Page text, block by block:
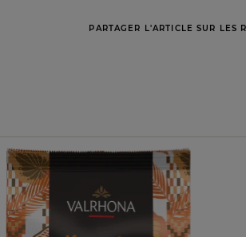
PARTAGER L'ARTICLE SUR LES